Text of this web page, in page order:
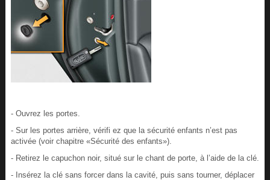
- Ouvrez les portes.
- Sur les portes arrière, vérifi ez que la sécurité enfants n’est pas
activée (voir chapitre «Sécurité des enfants»).
- Retirez le capuchon noir, situé sur le chant de porte, à l’aide de la clé.
- Insérez la clé sans forcer dans la cavité, puis sans tourner, déplacer